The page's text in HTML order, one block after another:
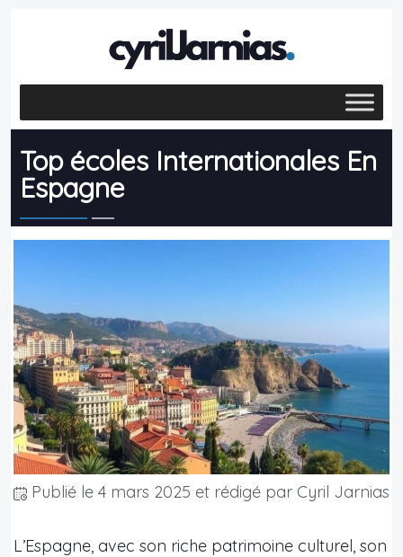
Top écoles Internationales En
Espagne
Publié le 4 mars 2025 et rédigé par Cyril Jarnias
L’Espagne, avec son riche patrimoine culturel, son